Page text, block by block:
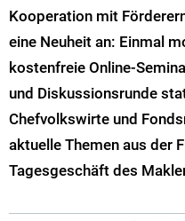
Kooperation mit
eine Neuheit an: Einmal
kostenfreie Online-
und Diskussionsrunde
Chefvolkswirte und
aktuelle Themen aus der
Tagesgeschäft des